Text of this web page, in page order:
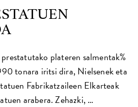
plateren salmentak%
tonara iritsi dira, Nielsenek eta
Fabrikatzaileen Elkarteak
arabera. Zehazki, …